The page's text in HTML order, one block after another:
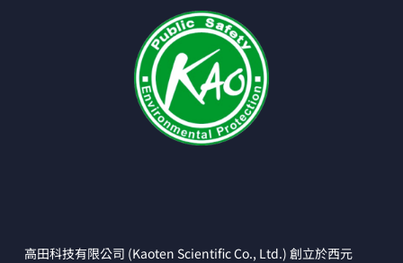
高田科技有限公司 (Kaoten Scientific Co., Ltd.) 創立於西元